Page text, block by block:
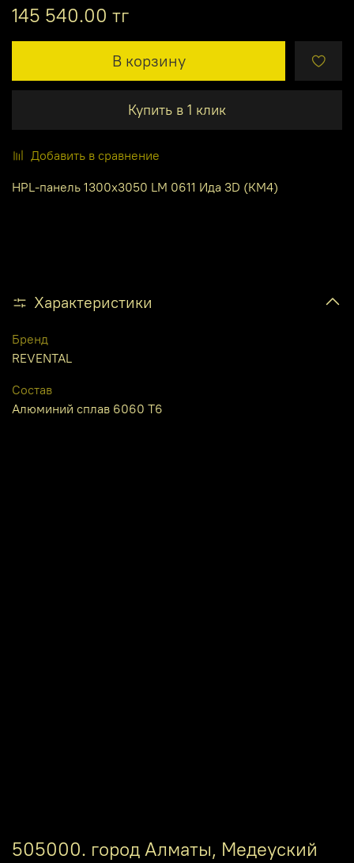
145 540.00 тг
В корзину
Купить в 1 клик
Добавить в сравнение
HPL-панель 1300х3050 LM 0611 Ида 3D (КМ4)
Характеристики
Бренд
REVENTAL
Состав
Алюминий сплав 6060 Т6
505000. город Алматы, Медеуский